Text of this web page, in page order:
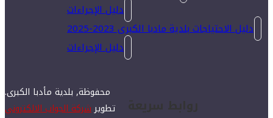
دليل الإجراءات
دليل الاحتياجات بلدية مادبا الكبرى 2023-2025
دليل الإجراءات
روابط سريعة
محفوظة, بلدية مأدبا الكبرى.
تطويرشركة الجواب الالكتروني